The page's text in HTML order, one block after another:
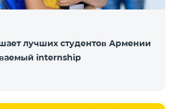
лучших студентов Армении
internship